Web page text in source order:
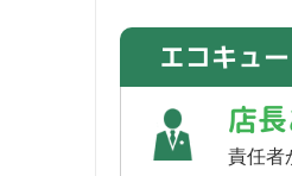
エコキュ
店
責任者